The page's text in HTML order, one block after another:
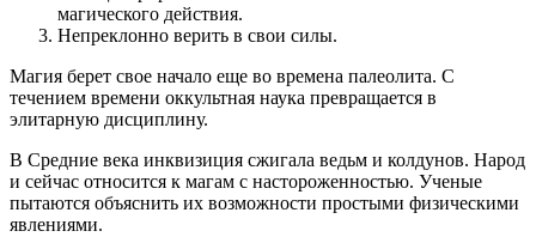
магического действия.
Непреклонно верить в свои силы.
Магия берет свое начало еще во времена палеолита. С
течением времени оккультная наука превращается в
элитарную дисциплину.
В Средние века инквизиция сжигала ведьм и колдунов. Народ
и сейчас относится к магам с настороженностью. Ученые
пытаются объяснить их возможности простыми физическими
явлениями.